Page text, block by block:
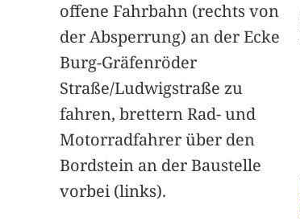
offene Fahrbahn (rechts von
der Absperrung) an der Ecke
Burg-Gräfenröder
Straße/Ludwigstraße zu
fahren, brettern Rad- und
Motorradfahrer über den
Bordstein an der Baustelle
vorbei (links).